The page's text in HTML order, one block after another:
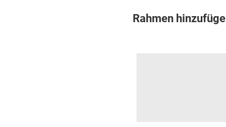
Rahmen